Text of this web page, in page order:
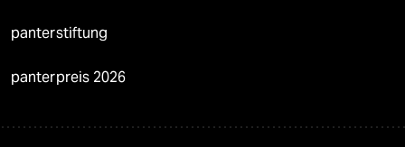
panterstiftung
panterpreis 2026